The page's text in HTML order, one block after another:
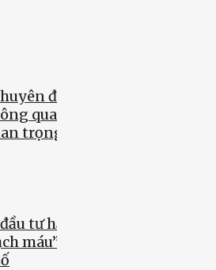
đề
qua
trọng
tư hạ
máu”